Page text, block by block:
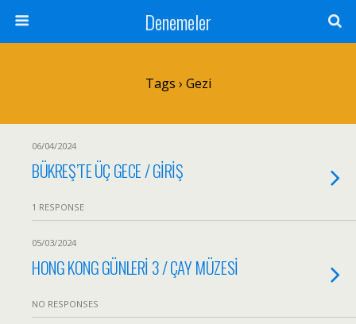
Denemeler
Tags › Gezi
06/04/2024
BÜKREŞ’TE ÜÇ GECE / GİRİŞ
1 RESPONSE
05/03/2024
HONG KONG GÜNLERİ 3 / ÇAY MÜZESİ
NO RESPONSES